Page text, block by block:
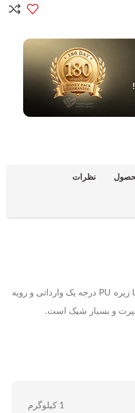
نظرات
، با زیره PU درجه یک وارداتی و رویه
و بسیار شیک است.
1 کیلوگرم